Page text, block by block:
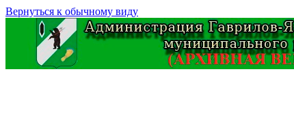
Вернуться к обычному виду